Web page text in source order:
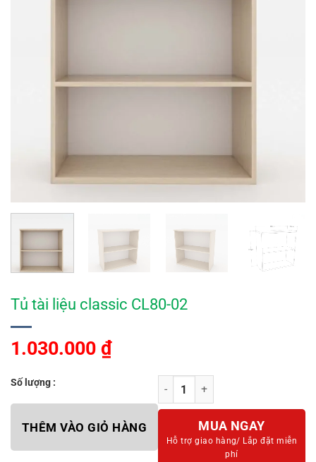
Tủ tài liệu classic CL80-02
1.030.000 ₫
Số lượng : Tủ tài liệu classic CL80-02 số
THÊM VÀO GIỎ HÀNG MUA NGAY
Hỗ trợ giao hàng/ Lắp đặt miễn
phí